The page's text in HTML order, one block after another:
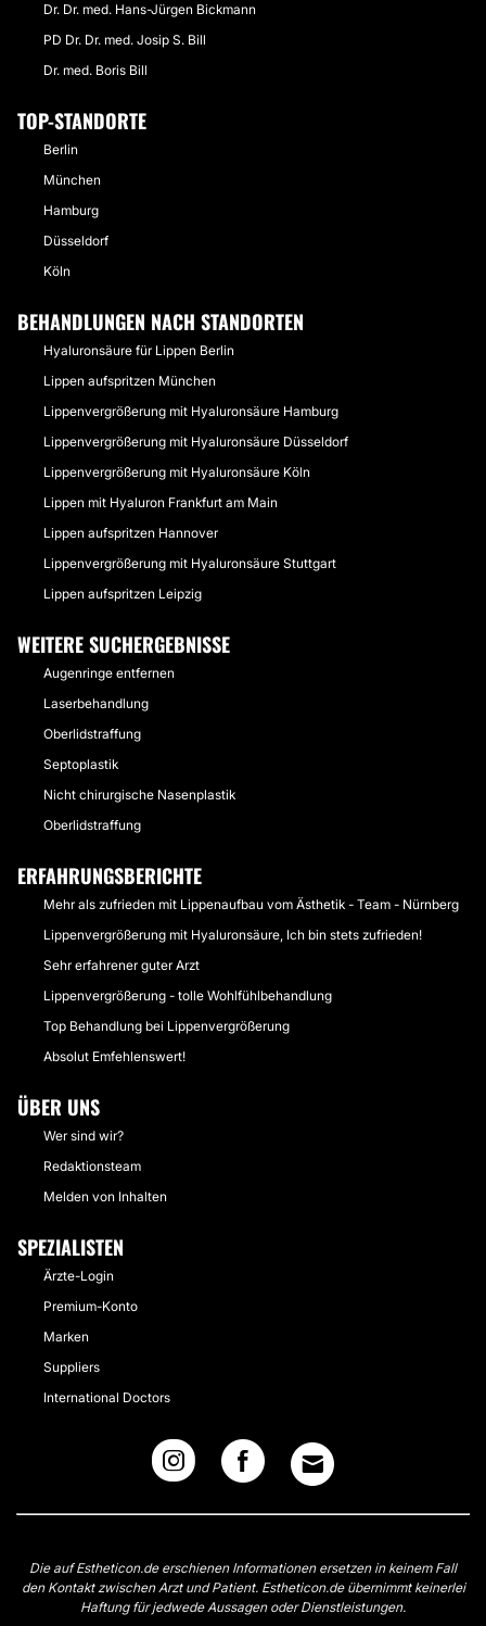
Dr. Dr. med. Hans-Jürgen Bickmann
PD Dr. Dr. med. Josip S. Bill
Dr. med. Boris Bill
TOP-STANDORTE
Berlin
München
Hamburg
Düsseldorf
Köln
BEHANDLUNGEN NACH STANDORTEN
Hyaluronsäure für Lippen Berlin
Lippen aufspritzen München
Lippenvergrößerung mit Hyaluronsäure Hamburg
Lippenvergrößerung mit Hyaluronsäure Düsseldorf
Lippenvergrößerung mit Hyaluronsäure Köln
Lippen mit Hyaluron Frankfurt am Main
Lippen aufspritzen Hannover
Lippenvergrößerung mit Hyaluronsäure Stuttgart
Lippen aufspritzen Leipzig
WEITERE SUCHERGEBNISSE
Augenringe entfernen
Laserbehandlung
Oberlidstraffung
Septoplastik
Nicht chirurgische Nasenplastik
Oberlidstraffung
ERFAHRUNGSBERICHTE
Mehr als zufrieden mit Lippenaufbau vom Ästhetik - Team - Nürnberg
Lippenvergrößerung mit Hyaluronsäure, Ich bin stets zufrieden!
Sehr erfahrener guter Arzt
Lippenvergrößerung - tolle Wohlfühlbehandlung
Top Behandlung bei Lippenvergrößerung
Absolut Emfehlenswert!
ÜBER UNS
Wer sind wir?
Redaktionsteam
Melden von Inhalten
SPEZIALISTEN
Ärzte-Login
Premium-Konto
Marken
Suppliers
International Doctors
Die auf Estheticon.de erschienen Informationen ersetzen in keinem Fall
den Kontakt zwischen Arzt und Patient. Estheticon.de übernimmt keinerlei
Haftung für jedwede Aussagen oder Dienstleistungen.